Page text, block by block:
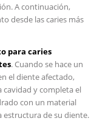
A continuación,
desde las caries más
para caries
. Cuando se hace un
el diente afectado,
y completa el
con un material
estructura de su diente.